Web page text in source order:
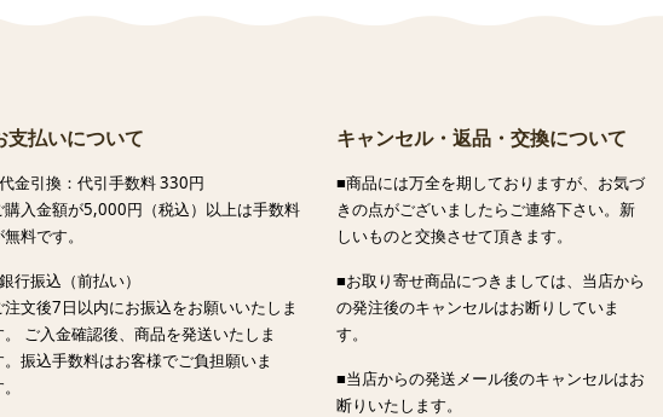
支払いについて
金引換：代引手数料 330円
購入金額が5,000円（税込）以上は手数料
料です。
行振込（前払い）
注文後7日以内にお振込をお願いいたしま
。 ご入金確認後、商品を発送いたしま
。振込手数料はお客様でご負担願いま
キャンセル・返品・交換について
■商品には万全を期しておりますが、お気づ
きの点がございましたらご連絡下さい。新
しいものと交換させて頂きます。
■お取り寄せ商品につきましては、当店から
の発注後のキャンセルはお断りしていま
す。
■当店からの発送メール後のキャンセルはお
断りいたします。